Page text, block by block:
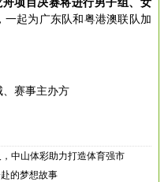
项目决赛将进行男子组、女
，一起为广东队和粤港澳联队加
、赛事主办方
中山体彩助力打造体育强市
的梦想故事